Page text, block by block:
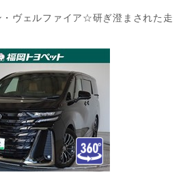
・ヴェルファイア☆研ぎ澄まされた走